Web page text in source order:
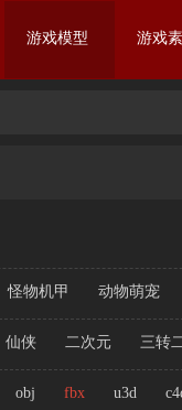
游戏模型 游戏
怪物机甲 动物萌宠
仙侠 二次元 三转
obj fbx u3d